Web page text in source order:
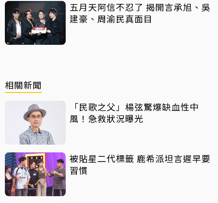
五月天阿信不忍了 揭開言承旭、吳
建豪、周渝民真面目
相關新聞
「民歌之父」楊弦驚爆缺血性中
風！急救狀況曝光
被貼星二代標籤 鹿希派坦言遲早要
習慣